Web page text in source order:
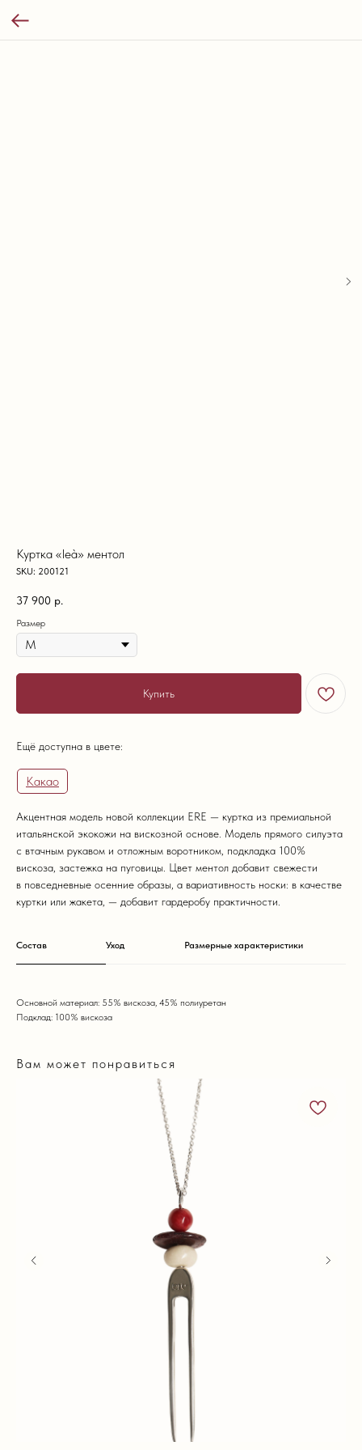
Куртка «leà» ментол
SKU: 200121
37 900 р.
Размер
Купить
Ещё доступна в цвете:
Какао
Акцентная модель новой коллекции ERE — куртка из премиальной
итальянской экокожи на вискозной основе. Модель прямого силуэта
с втачным рукавом и отложным воротником, подкладка 100%
вискоза, застежка на пуговицы. Цвет ментол добавит свежести
в повседневные осенние образы, а вариативность носки: в качестве
куртки или жакета, — добавит гардеробу практичности.
Состав Уход Размерные характеристики
Основной материал: 55% вискоза, 45% полиуретан
Подклад: 100% вискоза
Вам может понравиться